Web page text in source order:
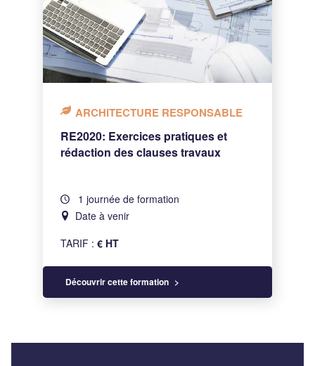
ARCHITECTURE RESPONSABLE
RE2020: Exercices pratiques et
rédaction des clauses travaux
1 journée de formation
Date à venir
TARIF :€ HT
Découvrir cette formation